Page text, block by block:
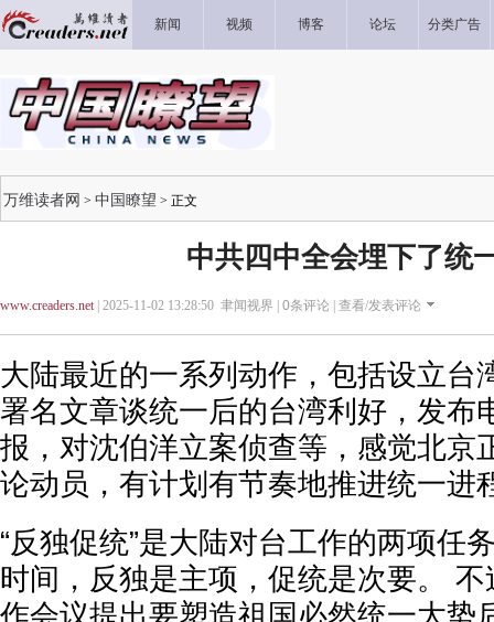
新闻 视频 博客 论坛 分类广告
万维读者网 > 中国瞭望 > 正文
中共四中全会埋下了统
www.creaders.net| 2025-11-02 13:28:50 聿闻视界 | 0条评论 | 查看/发表评论
大陆最近的一系列动作，包括设立台
署名文章谈统一后的台湾利好，发布
报，对沈伯洋立案侦查等，感觉北京
论动员，有计划有节奏地推进统一进
“反独促统”是大陆对台工作的两项任
时间，反独是主项，促统是次要。
作会议提出要塑造祖国必然统一大势